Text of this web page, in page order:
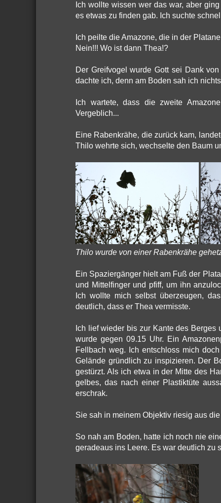
Ich wollte wissen wer das war, aber
es etwas zu finden gab. Ich suchte
Ich peilte die Amazone, die in der
Nein!!! Wo ist dann Thea!?
Der Greifvogel wurde Gott sei Dank
dachte ich, denn am Boden sah ich
Ich wartete, dass die zweite
Vergeblich...
Eine Rabenkrähe, die zurück kam,
Thilo wehrte sich, wechselte den Baum
Thilo wurde von einer Rabenkrähe
Ein Spaziergänger hielt am Fuß der
und Mittelfinger und pfiff, um ihn
Ich wollte mich selbst überzeugen,
deutlich, dass er Thea vermisste.
Ich lief wieder bis zur Kante des Berges
wurde gegen 09.15 Uhr. Ein
Fellbach weg. Ich entschloss mich
Gelände gründlich zu inspizieren. Der
gestürzt. Als ich etwa in der Mitte des
gelbes, das nach einer Plastiktüte
erschrak.
Sie sah in meinem Objektiv riesig aus
So nah am Boden, hatte ich noch nie
geradeaus ins Leere. Es war deutlich zu